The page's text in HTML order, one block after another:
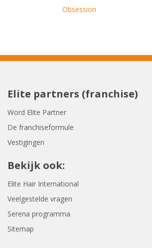
Obsession
Elite partners (franchise)
Word Elite Partner
De franchiseformule
Vestigingen
Bekijk ook:
Elite Hair International
Veelgestelde vragen
Serena programma
Sitemap